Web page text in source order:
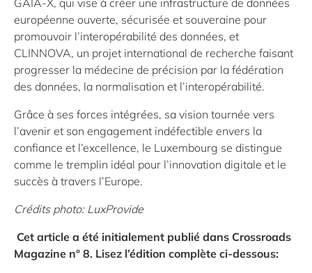
GAIA-X, qui vise à créer une infrastructure de données
européenne ouverte, sécurisée et souveraine pour
promouvoir l’interopérabilité des données, et
CLINNOVA, un projet international de recherche faisant
progresser la médecine de précision par la fédération
des données, la normalisation et l’interopérabilité.
Grâce à ses forces intégrées, sa vision tournée vers
l’avenir et son engagement indéfectible envers la
confiance et l’excellence, le Luxembourg se distingue
comme le tremplin idéal pour l’innovation digitale et le
succès à travers l’Europe.
Crédits photo: LuxProvide
Cet article a été initialement publié dans Crossroads
Magazine n° 8. Lisez l’édition complète ci-dessous: